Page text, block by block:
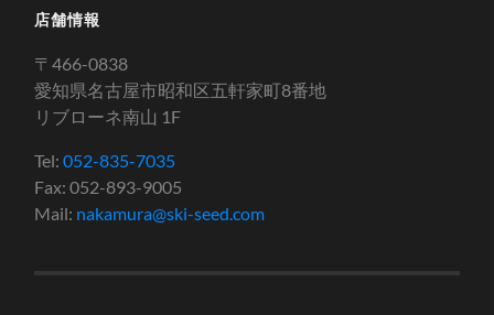
店舗情報
〒466-0838
愛知県名古屋市昭和区五軒家町8番地
リブローネ南山 1F
Tel:052-835-7035
Fax: 052-893-9005
Mail: nakamura@ski-seed.com